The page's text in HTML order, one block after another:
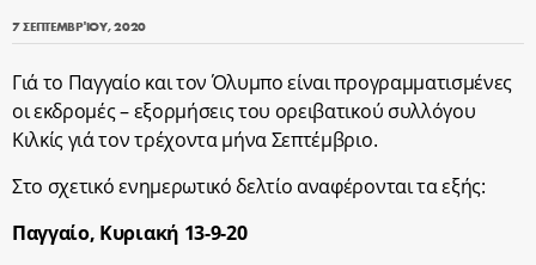
7 ΣΕΠΤΕΜΒΡΊΟΥ, 2020
Γιά το Παγγαίο και τον Όλυμπο είναι προγραμματισμένες
οι εκδρομές – εξορμήσεις του ορειβατικού συλλόγου
Κιλκίς γιά τον τρέχοντα μήνα Σεπτέμβριο.
Στο σχετικό ενημερωτικό δελτίο αναφέρονται τα εξής:
Παγγαίο, Κυριακή 13-9-20